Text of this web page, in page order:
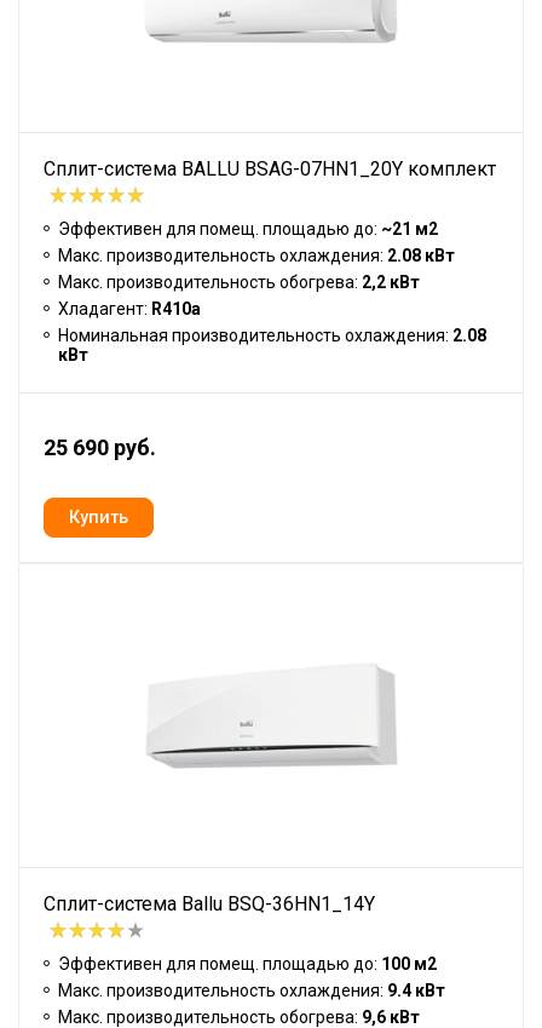
Сплит-система BALLU BSAG-07HN1_20Y комплект
Эффективен для помещ. площадью до: ~21 м2
Макс. производительность охлаждения: 2.08 кВт
Макс. производительность обогрева: 2,2 кВт
Хладагент: R410a
Номинальная производительность охлаждения: 2.08
кВт
25 690 руб.
Сплит-система Ballu BSQ-36HN1_14Y
Эффективен для помещ. площадью до: 100 м2
Макс. производительность охлаждения: 9.4 кВт
Макс. производительность обогрева: 9,6 кВт